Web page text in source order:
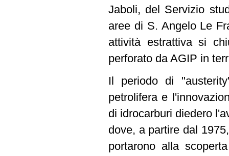
Jaboli, del Servizio
aree di S. Angelo Le
attività estrattiva si
perforato da AGIP in
Il periodo di
petrolifera e
di idrocarburi diedero
dove, a partire dal
portarono alla